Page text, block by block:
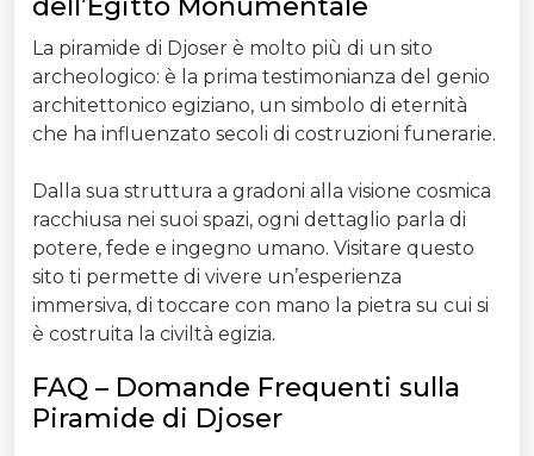
dell’Egitto Monumentale
La piramide di Djoser è molto più di un sito
archeologico: è la prima testimonianza del genio
architettonico egiziano, un simbolo di eternità
che ha influenzato secoli di costruzioni funerarie.
Dalla sua struttura a gradoni alla visione cosmica
racchiusa nei suoi spazi, ogni dettaglio parla di
potere, fede e ingegno umano. Visitare questo
sito ti permette di vivere un’esperienza
immersiva, di toccare con mano la pietra su cui si
è costruita la civiltà egizia.
FAQ – Domande Frequenti sulla
Piramide di Djoser